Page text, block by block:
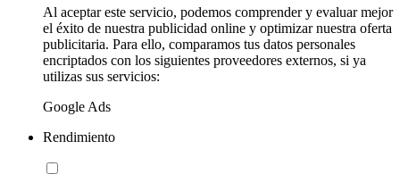
Al aceptar este servicio, podemos comprender y evaluar mejor
el éxito de nuestra publicidad online y optimizar nuestra oferta
publicitaria. Para ello, comparamos tus datos personales
encriptados con los siguientes proveedores externos, si ya
utilizas sus servicios:
Google Ads
Rendimiento